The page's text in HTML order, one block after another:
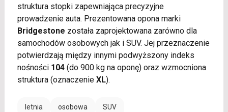
struktura stopki zapewniająca precyzyjne
prowadzenie auta. Prezentowana opona marki
Bridgestone została zaprojektowana zarówno dla
samochodów osobowych jak i SUV. Jej przeznaczenie
potwierdzają między innymi podwyższony indeks
nośności 104(do 900 kg na oponę) oraz wzmocniona
struktura (oznaczenie XL).
letnia osobowa SUV